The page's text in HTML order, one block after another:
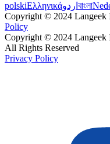
polskiΕλληνικάاردو বাংলা
Copyright © 2024 Langeek
Policy
Copyright © 2024 Langeek
All Rights Reserved
Privacy Policy